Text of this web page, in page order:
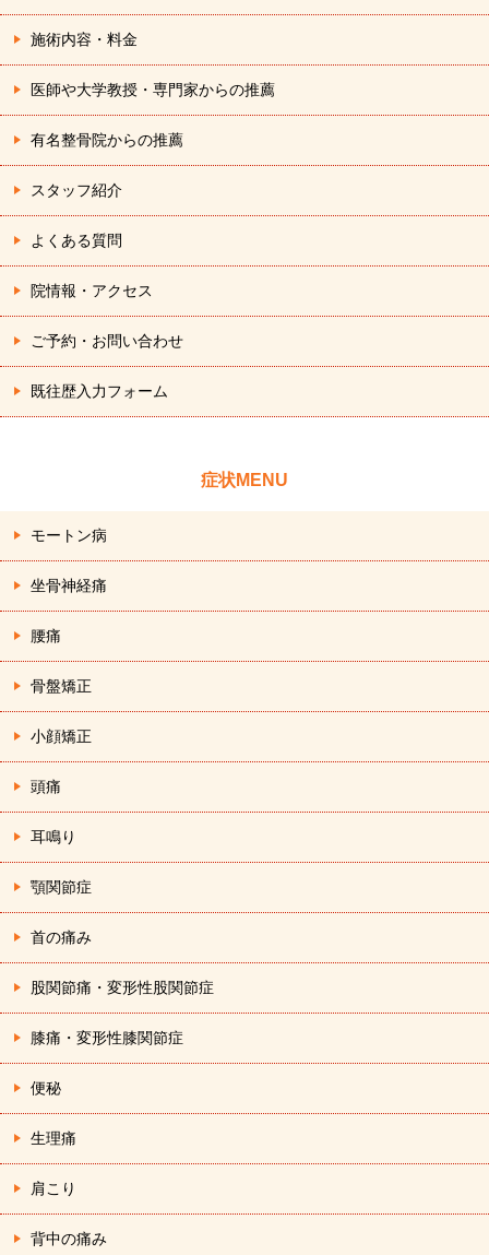
施術内容・料金
医師や大学教授・専門家からの推薦
有名整骨院からの推薦
スタッフ紹介
よくある質問
院情報・アクセス
ご予約・お問い合わせ
既往歴入力フォーム
症状MENU
モートン病
坐骨神経痛
腰痛
骨盤矯正
小顔矯正
頭痛
耳鳴り
顎関節症
首の痛み
股関節痛・変形性股関節症
膝痛・変形性膝関節症
便秘
生理痛
肩こり
背中の痛み